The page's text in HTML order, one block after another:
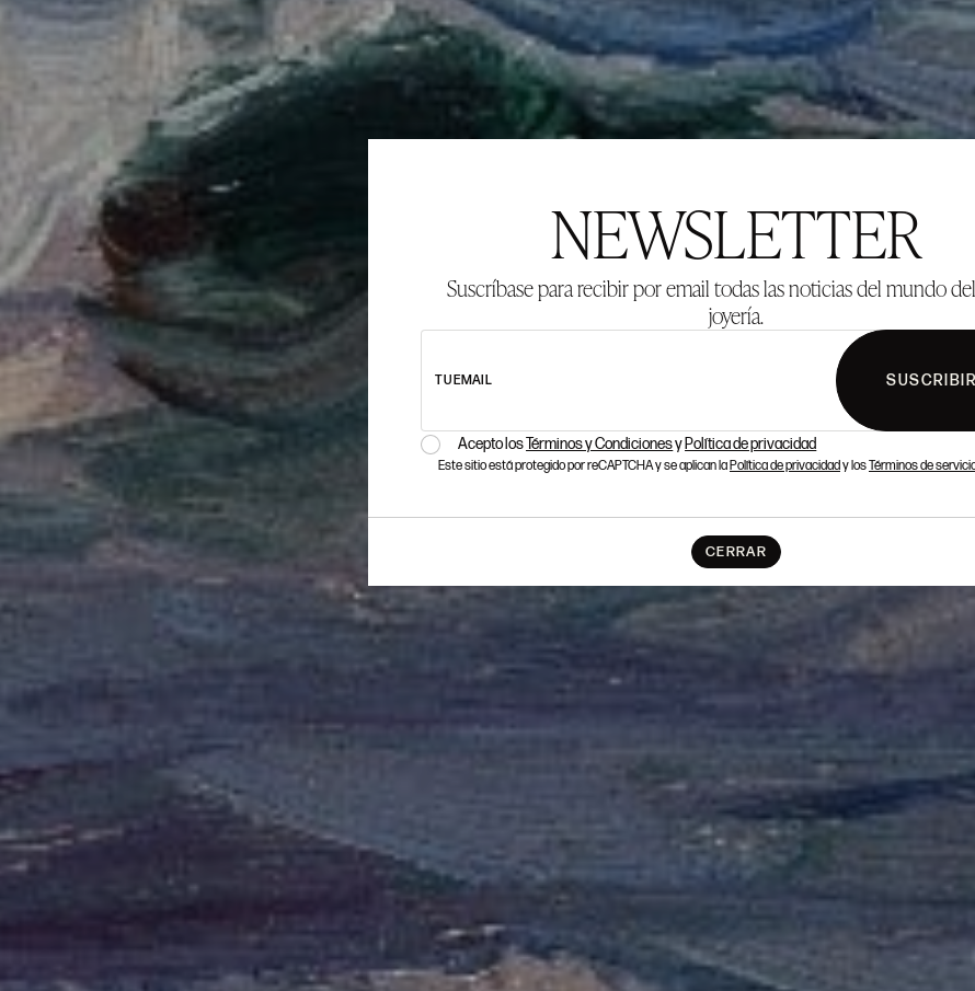
NEWSLETTER
Suscríbase para recibir por email todas las noticias del mundo
joyería.
TU EMAIL
Acepto losTérminos y Condicionesy Política de privacidad
Este sitio está protegido por reCAPTCHA y se aplican laPolítica de privacidady losTérminos de
CERRAR